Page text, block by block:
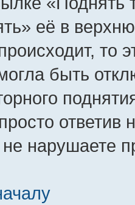
её в
то
быть
ответив
нарушаете